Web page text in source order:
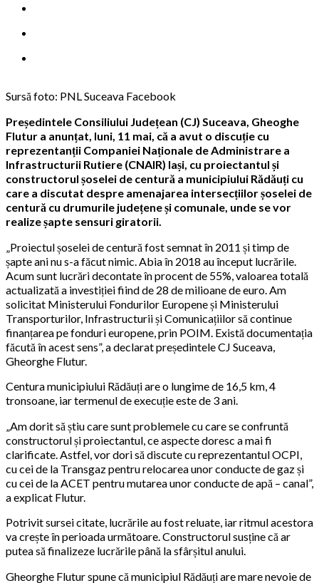
Sursă foto: PNL Suceava Facebook
Președintele Consiliului Județean (CJ) Suceava, Gheoghe
Flutur a anunțat, luni, 11 mai, că a avut o discuție cu
reprezentanții Companiei Naționale de Administrare a
Infrastructurii Rutiere (CNAIR) Iași, cu proiectantul și
constructorul șoselei de centură a municipiului Rădăuți cu
care a discutat despre amenajarea intersecțiilor șoselei de
centură cu drumurile județene și comunale, unde se vor
realize șapte sensuri giratorii.
„Proiectul șoselei de centură fost semnat în 2011 și timp de
șapte ani nu s-a făcut nimic. Abia în 2018 au început lucrările.
Acum sunt lucrări decontate în procent de 55%, valoarea totală
actualizată a investiției fiind de 28 de milioane de euro. Am
solicitat Ministerului Fondurilor Europene și Ministerului
Transporturilor, Infrastructurii și Comunicațiilor să continue
finanțarea pe fonduri europene, prin POIM. Există documentația
făcută în acest sens”, a declarat președintele CJ Suceava,
Gheorghe Flutur.
Centura municipiului Rădăuți are o lungime de 16,5 km, 4
tronsoane, iar termenul de execuție este de 3 ani.
„Am dorit să știu care sunt problemele cu care se confruntă
constructorul și proiectantul, ce aspecte doresc a mai fi
clarificate. Astfel, vor dori să discute cu reprezentantul OCPI,
cu cei de la Transgaz pentru relocarea unor conducte de gaz și
cu cei de la ACET pentru mutarea unor conducte de apă – canal”,
a explicat Flutur.
Potrivit sursei citate, lucrările au fost reluate, iar ritmul acestora
va crește în perioada următoare. Constructorul susține că ar
putea să finalizeze lucrările până la sfârșitul anului.
Gheorghe Flutur spune că municipiul Rădăuți are mare nevoie de